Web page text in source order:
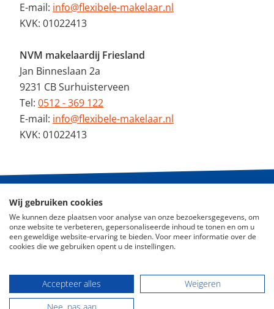
E-mail: info@flexibele-makelaar.nl
KVK: 01022413
NVM makelaardij Friesland
Jan Binneslaan 2a
9231 CB Surhuisterveen
Tel: 0512 - 369 122
E-mail: info@flexibele-makelaar.nl
KVK: 01022413
© 2026 - De Flexibele Makelaar NVM
Nieuws
ABC Woningmarkt
Wij gebruiken cookies
We kunnen deze plaatsen voor analyse van onze bezoekersgegevens, om
onze website te verbeteren, gepersonaliseerde inhoud te tonen en om u
een geweldige website-ervaring te bieden. Voor meer informatie over de
cookies die we gebruiken opent u de instellingen.
Accepteer alles
Weigeren